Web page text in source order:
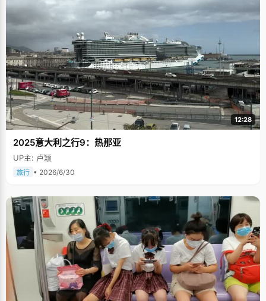
12:28
2025意大利之行9：热那亚
UP主: 卢颖
旅行 • 2026/6/30